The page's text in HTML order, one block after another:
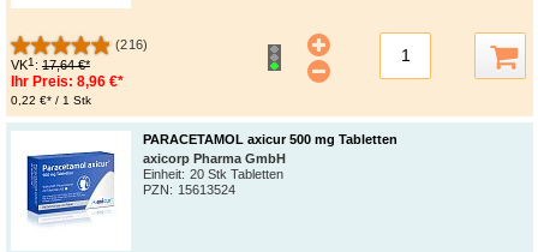
(216)
VK1: 17,64 €*
Ihr Preis: 8,96 €*
0,22 €* / 1 Stk
PARACETAMOL axicur 500 mg Tabletten
axicorp Pharma GmbH
Einheit: 20 Stk Tabletten
PZN: 15613524